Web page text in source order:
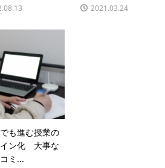
2021.03.24
も進む授業の
ン化 大事な
ミ...